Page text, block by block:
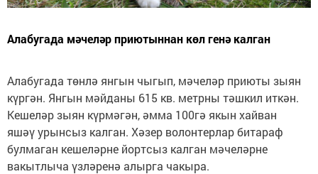
Алабугада мәчеләр приютыннан көл генә калган
Алабугада төнлә янгын чыгып, мәчеләр приюты зыян
күргән. Янгын мәйданы 615 кв. метрны тәшкил иткән.
Кешеләр зыян күрмәгән, әмма 100гә якын хайван
яшәү урынсыз калган. Хәзер волонтерлар битараф
булмаган кешеләрне йортсыз калган мәчеләрне
вакытлыча үзләренә алырга чакыра.